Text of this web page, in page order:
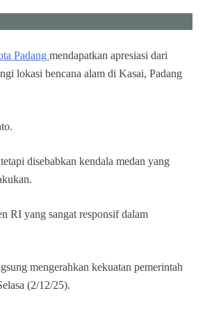
Padang mendapatkan apresiasi dari
lokasi bencana alam di Kasai, Padang
disebabkan kendala medan yang
RI yang sangat responsif dalam
mengerahkan kekuatan pemerintah
(2/12/25).